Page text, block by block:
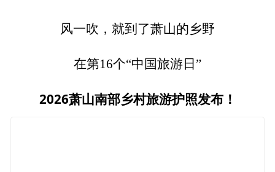
风一吹，就到了萧山的乡野
在第16个“中国旅游日”
2026萧山南部乡村旅游护照发布！